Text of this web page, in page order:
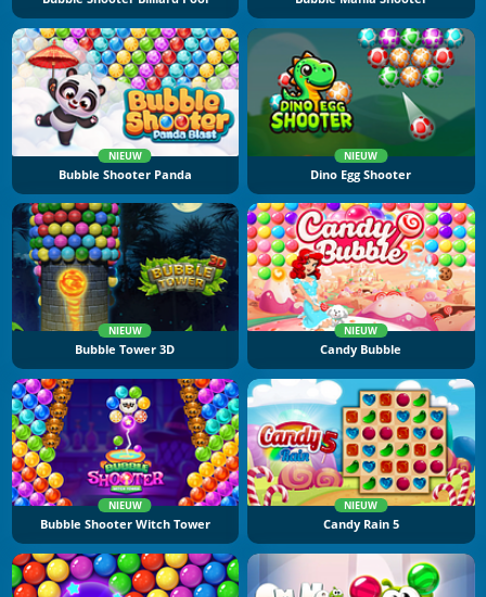
NIEUW
Bubble Shooter Panda
NIEUW
Dino Egg Shooter
NIEUW
Bubble Tower 3D
NIEUW
Candy Bubble
NIEUW
Bubble Shooter Witch Tower
NIEUW
Candy Rain 5